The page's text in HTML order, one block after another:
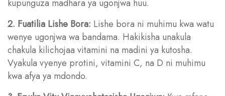
kupunguza madhara ya ugonjwa huu.
2. Fuatilia Lishe Bora: Lishe bora ni muhimu kwa watu
wenye ugonjwa wa bandama. Hakikisha unakula
chakula kilichojaa vitamini na madini ya kutosha.
Vyakula vyenye protini, vitamini C, na D ni muhimu
kwa afya ya mdondo.